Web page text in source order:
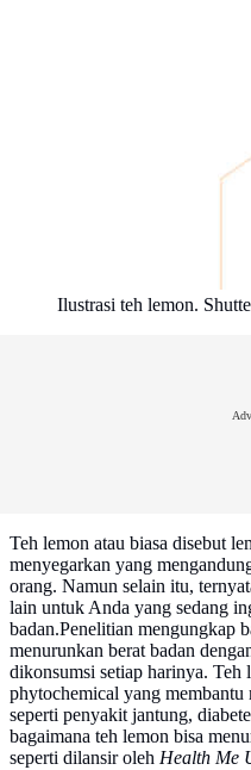
Ilustrasi teh lemon.
Teh lemon atau biasa disebut
menyegarkan yang
orang. Namun selain itu,
lain untuk Anda yang sedang
badan.Penelitian mengungkap
menurunkan berat badan
dikonsumsi setiap harinya. Teh
phytochemical yang membantu
seperti penyakit jantung,
bagaimana teh lemon bisa
seperti dilansir oleh Health Me